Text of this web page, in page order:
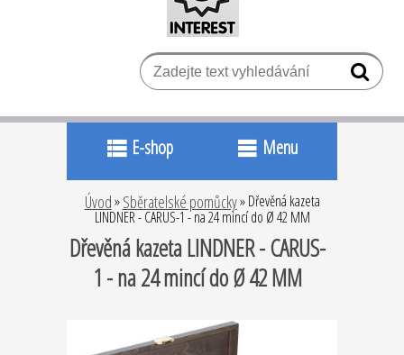
E-shop Menu
Úvod» Sběratelské pomůcky» Dřevěná kazeta
LINDNER - CARUS-1 - na 24 mincí do Ø 42 MM
Dřevěná kazeta LINDNER - CARUS-
1 - na 24 mincí do Ø 42 MM